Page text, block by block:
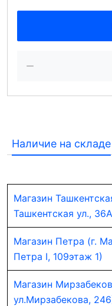
Наличие на складе
Магазин
Ташкентская ул.,
Магазин Петра (г.
Петра I, 109этаж 1)
Магазин
ул.Мирзабекова,